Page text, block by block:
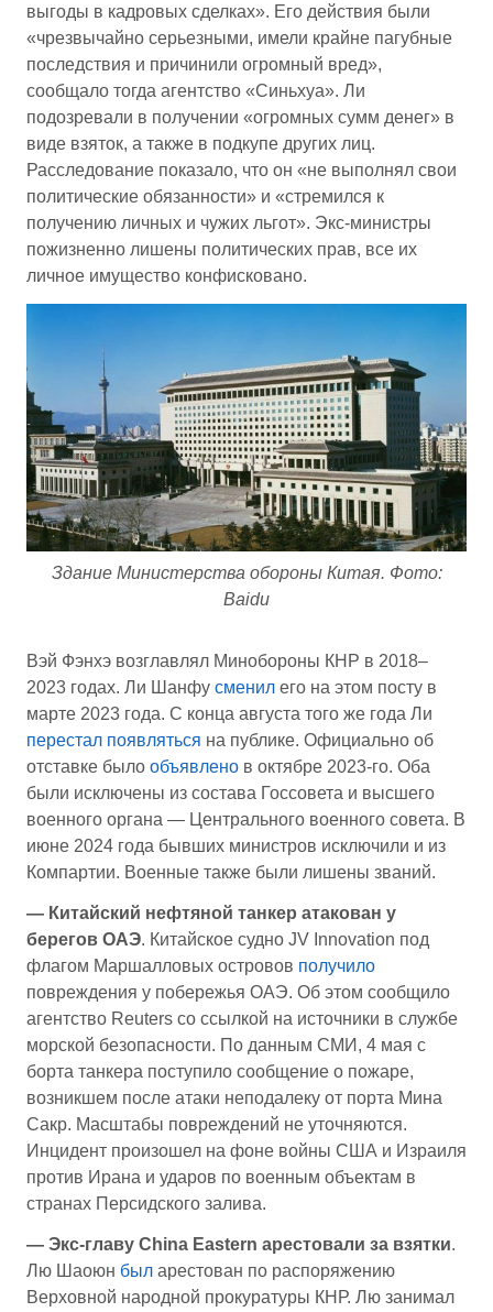
выгоды в кадровых сделках». Его действия были
«чрезвычайно серьезными, имели крайне пагубные
последствия и причинили огромный вред»,
сообщало тогда агентство «Синьхуа». Ли
подозревали в получении «огромных сумм денег» в
виде взяток, а также в подкупе других лиц.
Расследование показало, что он «не выполнял свои
политические обязанности» и «стремился к
получению личных и чужих льгот». Экс-министры
пожизненно лишены политических прав, все их
личное имущество конфисковано.
Здание Министерства обороны Китая. Фото:
Baidu
Вэй Фэнхэ возглавлял Минобороны КНР в 2018–
2023 годах. Ли Шанфу сменил его на этом посту в
марте 2023 года. С конца августа того же года Ли
перестал появляться на публике. Официально об
отставке было объявлено в октябре 2023-го. Оба
были исключены из состава Госсовета и высшего
военного органа — Центрального военного совета. В
июне 2024 года бывших министров исключили и из
Компартии. Военные также были лишены званий.
— Китайский нефтяной танкер атакован у
берегов ОАЭ. Китайское судно JV Innovation под
флагом Маршалловых островов получило
повреждения у побережья ОАЭ. Об этом сообщило
агентство Reuters со ссылкой на источники в службе
морской безопасности. По данным СМИ, 4 мая с
борта танкера поступило сообщение о пожаре,
возникшем после атаки неподалеку от порта Мина
Сакр. Масштабы повреждений не уточняются.
Инцидент произошел на фоне войны США и Израиля
против Ирана и ударов по военным объектам в
странах Персидского залива.
— Экс-главу China Eastern арестовали за взятки.
Лю Шаоюн был арестован по распоряжению
Верховной народной прокуратуры КНР. Лю занимал